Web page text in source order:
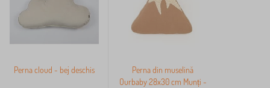
Perna cloud - bej deschis
Perna din muselină
Ourbaby 28x30 cm Munți -